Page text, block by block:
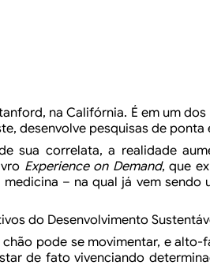
na Califórnia. É em um
desenvolve pesquisas de ponta
sua correlata, a realidade
Experience onDemand, que
medicina – na qual já vem
do Desenvolvimento
chão pode se movimentar, e
de fato vivenciando